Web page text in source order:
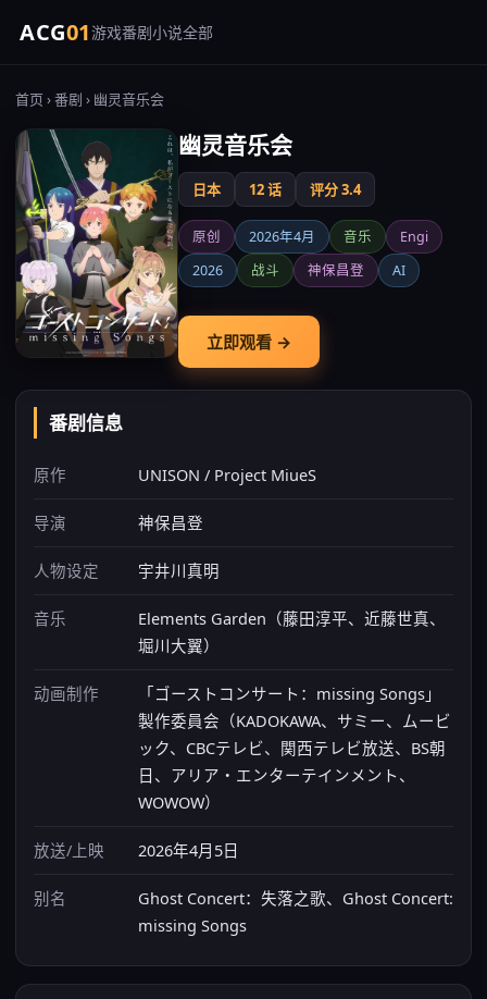
ACG01游戏番剧小说全部
首页 ›番剧 › 幽灵音乐会
幽灵音乐会
日本 12 话 评分 3.4
原创 2026年4月 音乐
Engi
2026
战斗 神保昌登 AI
立即观看 →
番剧信息
原作 UNISON / Project MiueS
导演 神保昌登
人物设定 宇井川真明
音乐
Elements Garden（藤田淳平、近藤世真、
堀川大翼）
动画制作
「ゴーストコンサート：missing Songs」
製作委員会（KADOKAWA、サミー、ムービ
ック、CBCテレビ、関西テレビ放送、BS朝
日、アリア・エンターテインメント、
WOWOW）
放送/上映 2026年4月5日
别名
Ghost Concert：失落之歌、Ghost Concert:
missing Songs